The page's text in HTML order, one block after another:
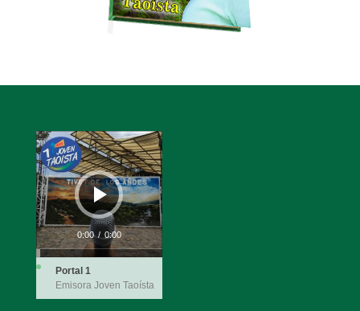
Audio
Player
0:00 / 0:00
Portal 1
Emisora Joven Taoísta